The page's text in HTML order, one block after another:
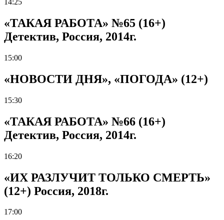
14:25
«ТАКАЯ РАБОТА» №65 (16+)
Детектив, Россия, 2014г.
15:00
«НОВОСТИ ДНЯ», «ПОГОДА» (12+)
15:30
«ТАКАЯ РАБОТА» №66 (16+)
Детектив, Россия, 2014г.
16:20
«ИХ РАЗЛУЧИТ ТОЛЬКО СМЕРТЬ»
(12+) Россия, 2018г.
17:00